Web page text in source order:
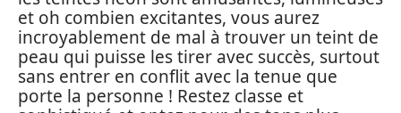
et oh combien excitantes, vous aurez
incroyablement de mal à trouver un teint de
peau qui puisse les tirer avec succès, surtout
sans entrer en conflit avec la tenue que
porte la personne ! Restez classe et